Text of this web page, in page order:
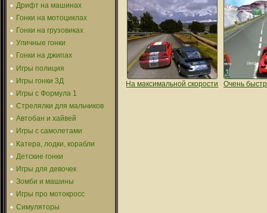
Дрифт на машинах
Гонки на мотоциклах
Гонки на грузовиках
Уличные гонки
Гонки на джипах
Игры полиция
Игры гонки 3Д
Игры с Формула 1
Стрелялки для мальчиков
Автобан и хайвей
Игры с самолетами
Катера, лодки, корабли
Детские гонки
Игры для девочек
Зомби и машины
Игры про мотокросс
Симуляторы
На максимальной скорости Очень